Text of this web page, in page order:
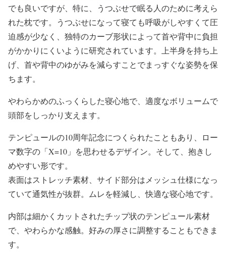
でも良いですが、特に、うつぶせで眠る人のために考えら
れた枕です。うつぶせになって寝ても呼吸がしやすくて圧
迫感が少なく、独特のカーブ形状によって首や背中に負担
がかかりにくいように研究されています。上半身を持ち上
げ、首や背中のゆがみを減らすことでまっすぐな姿勢を保
ちます。
やわらかめのふっくらした寝心地で、適度なボリュームで
頭部をしっかり支えます。
テンピュールの10周年記念につくられたこともあり、ロー
マ数字の「X=10」を思わせるデザイン。そして、抱きし
めやすい形です。
表面はストレッチ素材、サイド部分はメッシュ仕様になっ
ていて通気性が抜群。ムレを軽減し、快適な寝心地です。
内部は細かくカットされたチップ状のテンピュール素材
で、やわらかな感触。好みの厚さに調整することもできま
す。